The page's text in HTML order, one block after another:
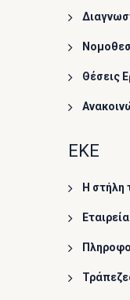
Θέσεις
ΕΚΕ
Η στήλη
Εταιρεία